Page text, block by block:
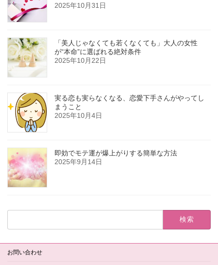
2025年10月31日
「美人じゃなくても若くなくても」大人の女性
が“本命”に選ばれる絶対条件
2025年10月22日
実る恋も実らなくなる、恋愛下手さんがやってし
まうこと
2025年10月4日
即効でモテ運が爆上がりする簡単な方法
2025年9月14日
検
お問い合わせ